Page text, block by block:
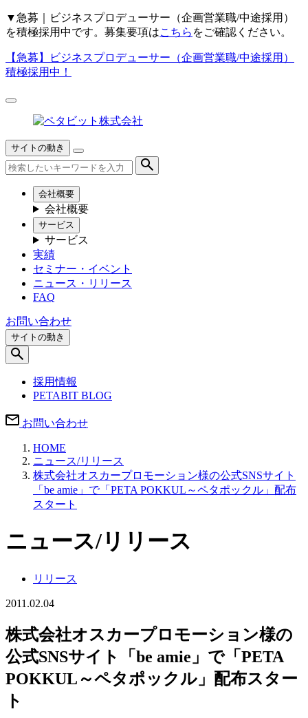
▼ 急募｜ビジネスプロデューサー（企画営業職/中途採用）
を積極採用中です。募集要項はこちら をご確認ください。
【急募】
ビジネスプロデューサー（企画営業職/中途採用）
積極採用中！
サイトの動き
会社概要
会社概要
サービス
サービス
実績
セミナー・イベント
ニュース・リリース
FAQ
お問い合わせ
サイトの動き
採用情報
PETABIT BLOG
お問い合わせ
HOME
ニュース/リリース
株式会社オスカープロモーション様の公式SNSサイト
「be amie」で「PETA POKKUL～ペタポックル」配布
スタート
ニュース/リリース
リリース
2011.02.04
株式会社オスカープロモーション様の
公式SNSサイト「be amie」で「PETA
POKKUL～ペタポックル」配布スター
ト